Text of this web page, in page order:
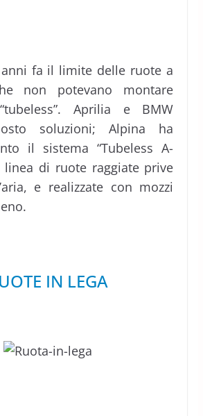
fa il limite delle ruote a
non potevano montare
Aprilia e BMW
soluzioni; Alpina ha
il sistema “Tubeless A-
linea di ruote raggiate prive
e realizzate con mozzi
IN LEGA